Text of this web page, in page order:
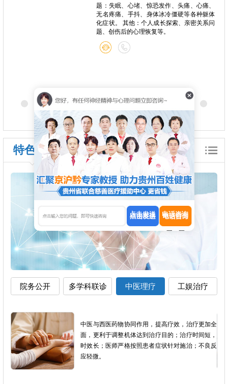
题：失眠、心堵、惊恐发作、头痛、心痛、
无名疼痛、手抖、身体冰冷僵硬等各种躯体
化症状。 其他：个人成长探索、亲密关系问
题、创伤后的心理恢复等。
特色诊疗
院务公开 多学科联诊 中医理疗 工娱治疗
中医与西医药物协同作用，提高疗效，治疗更加全
面，更利于调整机体达到治疗目的；治疗时间短，
时效长；医师严格按照患者症状针对施治；不良反
应轻微。
点击发送 电话咨询